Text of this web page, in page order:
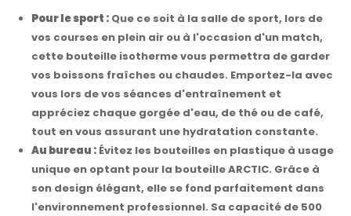
Pour le sport : Que ce soit à la salle de sport, lors de
vos courses en plein air ou à l'occasion d'un match,
cette bouteille isotherme vous permettra de garder
vos boissons fraîches ou chaudes. Emportez-la avec
vous lors de vos séances d'entraînement et
appréciez chaque gorgée d'eau, de thé ou de café,
tout en vous assurant une hydratation constante.
Au bureau : Évitez les bouteilles en plastique à usage
unique en optant pour la bouteille ARCTIC. Grâce à
son design élégant, elle se fond parfaitement dans
l'environnement professionnel. Sa capacité de 500